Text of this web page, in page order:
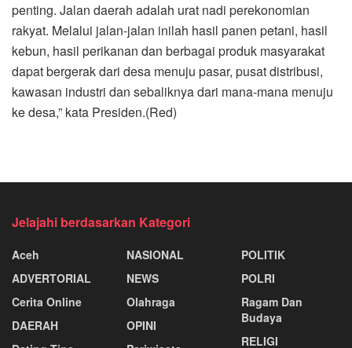
penting. Jalan daerah adalah urat nadi perekonomian
rakyat. Melalui jalan-jalan inilah hasil panen petani, hasil
kebun, hasil perikanan dan berbagai produk masyarakat
dapat bergerak dari desa menuju pasar, pusat distribusi,
kawasan industri dan sebaliknya dari mana-mana menuju
ke desa,” kata Presiden.(Red)
Jelajahi berdasarkan Kategori
Aceh
ADVERTORIAL
Cerita Online
DAERAH
NASIONAL
NEWS
Olahraga
OPINI
POLITIK
POLRI
Ragam Dan
Budaya
RELIGI